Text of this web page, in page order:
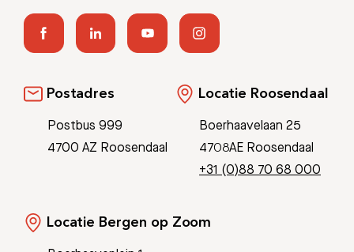
Postadres
Postbus 999
4700 AZ Roosendaal
Locatie Roosendaal
Boerhaavelaan 25
4708AE Roosendaal
+31 (0)88 70 68 000
Locatie Bergen op Zoom